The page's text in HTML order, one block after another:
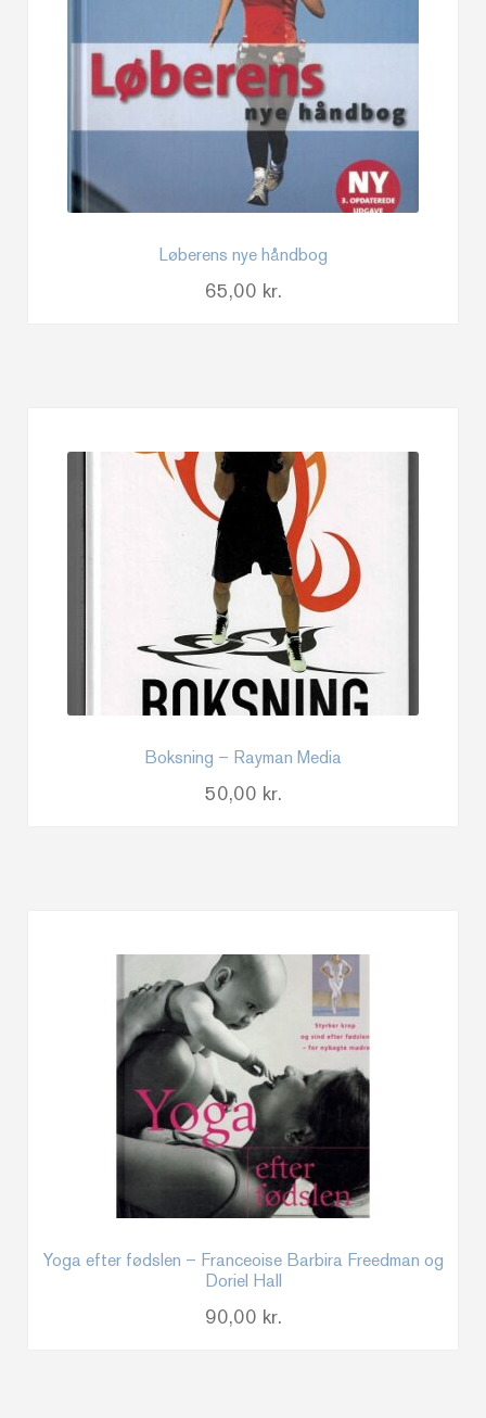
Løberens nye håndbog
65,00 kr.
Boksning – Rayman Media
50,00 kr.
Yoga efter fødslen – Franceoise Barbira Freedman og
Doriel Hall
90,00 kr.